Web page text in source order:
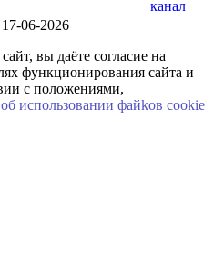
06-2026
вы даёте согласие на
функционирования сайта и
с положениями,
использовании файkов cookie